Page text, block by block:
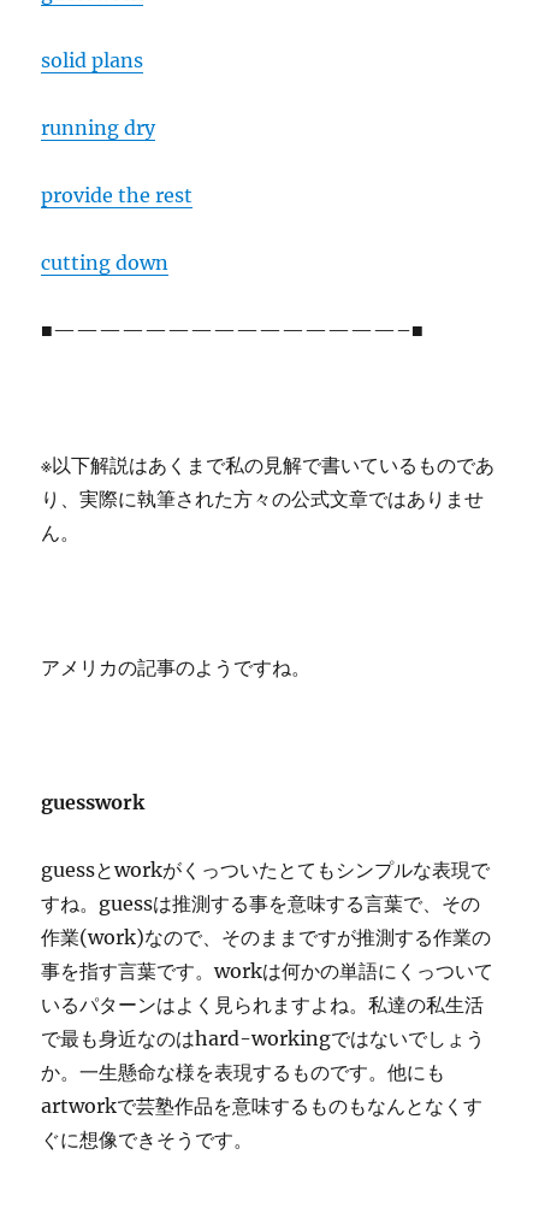
solid plans
running dry
provide the rest
cutting down
■———————————————–■
※以下解説はあくまで私の見解で書いているものであ
り、実際に執筆された方々の公式文章ではありませ
ん。
アメリカの記事のようですね。
guesswork
guessとworkがくっついたとてもシンプルな表現で
すね。guessは推測する事を意味する言葉で、その
作業(work)なので、そのままですが推測する作業の
事を指す言葉です。workは何かの単語にくっついて
いるパターンはよく見られますよね。私達の私生活
で最も身近なのはhard-workingではないでしょう
か。一生懸命な様を表現するものです。他にも
artworkで芸塾作品を意味するものもなんとなくす
ぐに想像できそうです。